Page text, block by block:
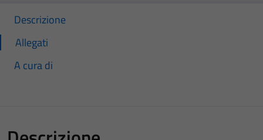
Descrizione
Allegati
A cura di